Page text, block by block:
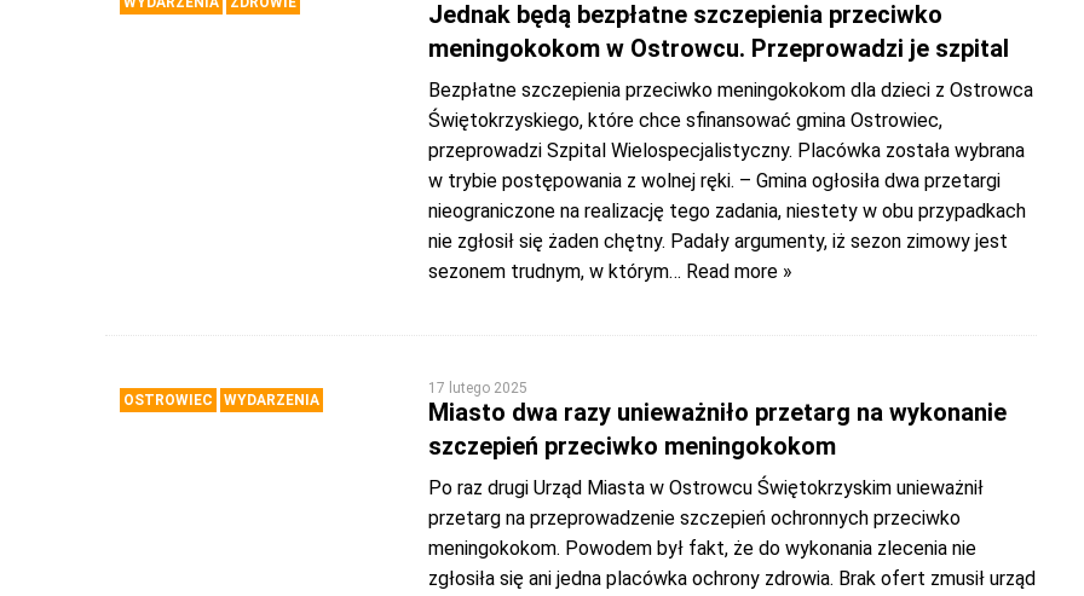
Jednak będą bezpłatne szczepienia przeciwko
meningokokom w Ostrowcu. Przeprowadzi je szpital
Bezpłatne szczepienia przeciwko meningokokom dla dzieci z Ostrowca
Świętokrzyskiego, które chce sfinansować gmina Ostrowiec,
przeprowadzi Szpital Wielospecjalistyczny. Placówka została wybrana
w trybie postępowania z wolnej ręki. – Gmina ogłosiła dwa przetargi
nieograniczone na realizację tego zadania, niestety w obu przypadkach
nie zgłosił się żaden chętny. Padały argumenty, iż sezon zimowy jest
sezonem trudnym, w którym… Read more »
OSTROWIEC WYDARZENIA
17 lutego 2025
Miasto dwa razy unieważniło przetarg na wykonanie
szczepień przeciwko meningokokom
Po raz drugi Urząd Miasta w Ostrowcu Świętokrzyskim unieważnił
przetarg na przeprowadzenie szczepień ochronnych przeciwko
meningokokom. Powodem był fakt, że do wykonania zlecenia nie
zgłosiła się ani jedna placówka ochrony zdrowia. Brak ofert zmusił urząd